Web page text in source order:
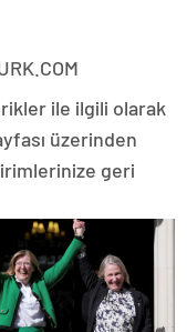
ile ilgili olarak
üzerinden
geri